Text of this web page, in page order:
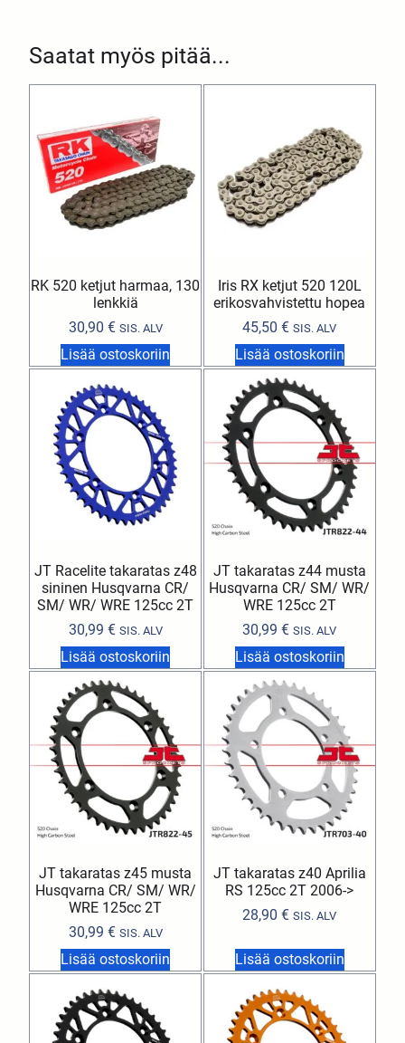
Saatat myös pitää...
RK 520 ketjut harmaa, 130
lenkkiä
30,90 € SIS. ALV
Lisää ostoskoriin
Iris RX ketjut 520 120L
erikosvahvistettu hopea
45,50€ SIS. ALV
Lisää ostoskoriin
JT Racelite takaratas z48
sininen Husqvarna CR/
SM/ WR/ WRE 125cc 2T
30,99 € SIS. ALV
Lisää ostoskoriin
JT takaratas z44 musta
Husqvarna CR/ SM/ WR/
WRE 125cc 2T
30,99€ SIS. ALV
Lisää ostoskoriin
JT takaratas z45 musta
Husqvarna CR/ SM/ WR/
WRE 125cc 2T
30,99 € SIS. ALV
Lisää ostoskoriin
JT takaratas z40 Aprilia
RS 125cc 2T 2006->
28,90€ SIS. ALV
Lisää ostoskoriin